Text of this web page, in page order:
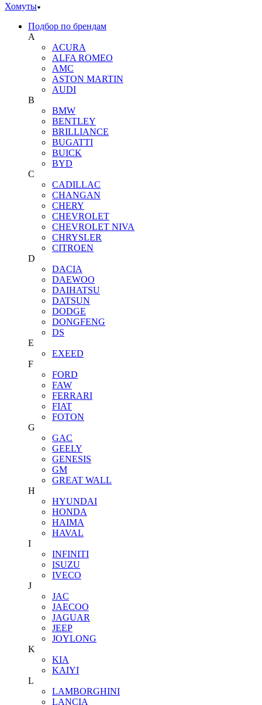
Хомуты
Подбор по брендам
A
ACURA
ALFA ROMEO
AMC
ASTON MARTIN
AUDI
B
BMW
BENTLEY
BRILLIANCE
BUGATTI
BUICK
BYD
C
CADILLAC
CHANGAN
CHERY
CHEVROLET
CHEVROLET NIVA
CHRYSLER
CITROEN
D
DACIA
DAEWOO
DAIHATSU
DATSUN
DODGE
DONGFENG
DS
E
EXEED
F
FORD
FAW
FERRARI
FIAT
FOTON
G
GAC
GEELY
GENESIS
GM
GREAT WALL
H
HYUNDAI
HONDA
HAIMA
HAVAL
I
INFINITI
ISUZU
IVECO
J
JAC
JAECOO
JAGUAR
JEEP
JOYLONG
K
KIA
KAIYI
L
LAMBORGHINI
LANCIA